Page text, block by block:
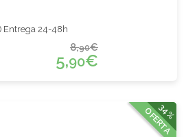
Entrega 24-48h
8,90€
5,90€
34%
OFERTA